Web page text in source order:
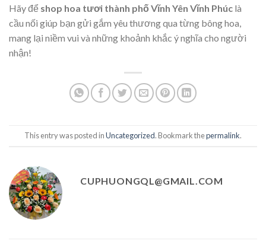
Hãy để shop hoa tươi thành phố Vĩnh Yên Vĩnh Phúc là
cầu nối giúp bạn gửi gắm yêu thương qua từng bông hoa,
mang lại niềm vui và những khoảnh khắc ý nghĩa cho người
nhận!
This entry was posted inUncategorized. Bookmark thepermalink.
CUPHUONGQL@GMAIL.COM